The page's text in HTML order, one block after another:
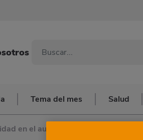
Tema del mes Salud
en el aula